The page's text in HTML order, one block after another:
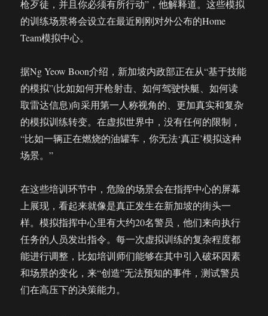
枪歹徒，并且你必须有所行动”，他解释道。这些模拟
的训练场景将会设立在最近刚刚对外公布的Home
Team模拟中心。
据Ng Yeow Boon介绍，新加坡内政部正在从“基于技能
的模拟”(比如如何开枪射击、如何驾驶快艇、如何读
取雷达信息)向采用第一人称视角的、更加真实和复杂
的模拟训练转变。在虚拟世界中，没有任何的限制，
“比如一辆正在燃烧的油罐车，你无法‘真正’模拟这种
场景。”
在这些培训环节中，危险的场景会在指挥中心的屏幕
上展现，看起来就像是真正发生在新加坡的街头一
样。模拟指挥中心里有大约20名警员，他们来向执行
任务的人员发出指令。每一次虚拟训练的复杂程度都
能进行调整，比如培训师们能够在其中引入破坏因素
和场景的变化，来“创造”无法预知的事件，测试警员
们在高压下的决策能力。